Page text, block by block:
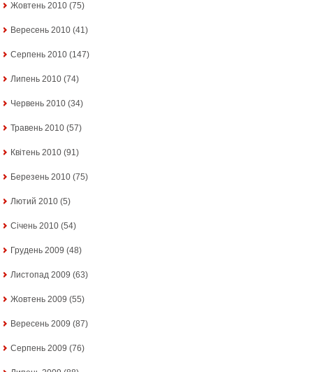
Жовтень 2010 (75)
Вересень 2010 (41)
Серпень 2010 (147)
Липень 2010 (74)
Червень 2010 (34)
Травень 2010 (57)
Квітень 2010 (91)
Березень 2010 (75)
Лютий 2010 (5)
Січень 2010 (54)
Грудень 2009 (48)
Листопад 2009 (63)
Жовтень 2009 (55)
Вересень 2009 (87)
Серпень 2009 (76)